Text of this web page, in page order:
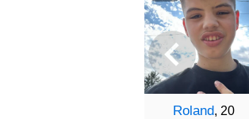
Roland, 20